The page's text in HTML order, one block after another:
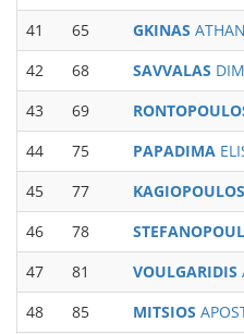
41
65 GKINAS
42
68 SAVVALAS
43
69
44
75 PAPADIMA
45
77 KAGIOPOULOS
46
78
47
81 VOULGARIDIS
48
85 MITSIOS